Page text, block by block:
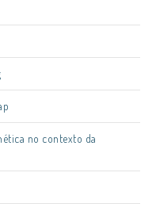
no contexto da